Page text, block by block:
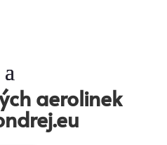
aerolinek